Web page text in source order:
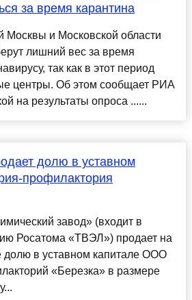
за время карантина
Москвы и Московской области
лишний вес за время
так как в этот период
центры. Об этом сообщает РИА
на результаты опроса ......
долю в уставном
профилактория
завод» (входит в
Росатома «ТВЭЛ») продает на
долю в уставном капитале ООО
«Березка» в размере